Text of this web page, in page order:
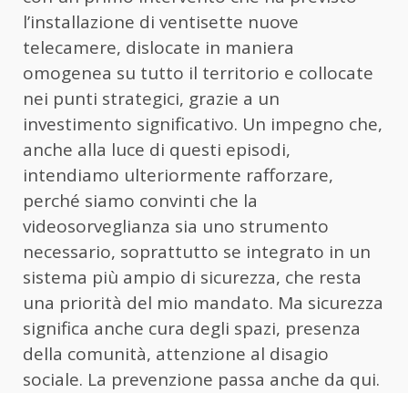
l’installazione di ventisette nuove
telecamere, dislocate in maniera
omogenea su tutto il territorio e collocate
nei punti strategici, grazie a un
investimento significativo. Un impegno che,
anche alla luce di questi episodi,
intendiamo ulteriormente rafforzare,
perché siamo convinti che la
videosorveglianza sia uno strumento
necessario, soprattutto se integrato in un
sistema più ampio di sicurezza, che resta
una priorità del mio mandato. Ma sicurezza
significa anche cura degli spazi, presenza
della comunità, attenzione al disagio
sociale. La prevenzione passa anche da qui.